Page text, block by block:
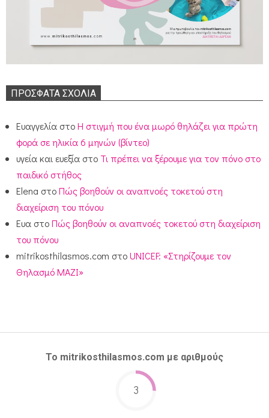
ΠΡΌΣΦΑΤΑ ΣΧΌΛΙΑ
Ευαγγελία στοΗ στιγμή που ένα μωρό θηλάζει για πρώτη
φορά σε ηλικία 6 μηνών (βίντεο)
υγεία και ευεξία στο Τι πρέπει να ξέρουμε για τον πόνο στο
παιδικό στήθος
Elena στοΠώς βοηθούν οι αναπνοές τοκετού στη
διαχείριση του πόνου
Ευα στοΠώς βοηθούν οι αναπνοές τοκετού στη διαχείριση
του πόνου
mitrikosthilasmos.com στοUNICEF: «Στηρίζουμε τον
Θηλασμό ΜΑΖΙ»
Το mitrikosthilasmos.com με αριθμούς
3